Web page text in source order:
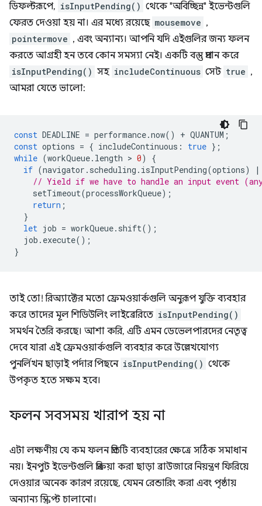
ডিফল্টরূপে, isInputPending() থেকে "অবিচ্ছিন্ন" ইভেন্টগুলি
ফেরত দেওয়া হয় না। এর মধ্যে রয়েছে mousemove ,
pointermove , এবং অন্যান্য। আপনি যদি এইগুলির জন্য ফলন
করতে আগ্রহী হন তবে কোন সমস্যা নেই। একটি বস্তু প্রদান করে
isInputPending() সহ includeContinuous সেট true ,
আমরা যেতে ভালো:
const DEADLINE = performance.now() + QUANTUM ;
const options = { includeContinuous : true };
while (workQueue. length > 0)
{
if (navigator . scheduling . isInputPending(options)
// Yield if we have to handle an input event
setTimeout(processWorkQueue);
return ;
}
let job = workQueue. shift();
job . execute();
}
তাই তো! রিঅ্যাক্টের মতো ফ্রেমওয়ার্কগুলি অনুরূপ যুক্তি ব্যবহার
করে তাদের মূল শিডিউলিং লাইব্রেরিতে isInputPending()
সমর্থন তৈরি করছে। আশা করি, এটি এমন ডেভেলপারদের নেতৃত্ব
দেবে যারা এই ফ্রেমওয়ার্কগুলি ব্যবহার করে উল্লেখযোগ্য
পুনর্লিখন ছাড়াই পর্দার পিছনে isInputPending() থেকে
উপকৃত হতে সক্ষম হবে।
ফলন সবসময় খারাপ হয় না
এটা লক্ষণীয় যে কম ফলন প্রতিটি ব্যবহারের ক্ষেত্রে সঠিক সমাধান
নয়। ইনপুট ইভেন্টগুলি প্রক্রিয়া করা ছাড়া ব্রাউজারে নিয়ন্ত্রণ ফিরিয়ে
দেওয়ার অনেক কারণ রয়েছে, যেমন রেন্ডারিং করা এবং পৃষ্ঠায়
অন্যান্য স্ক্রিপ্ট চালানো।